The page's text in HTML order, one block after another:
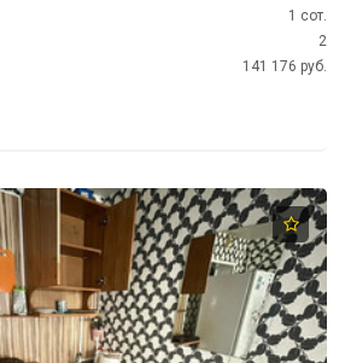
1 сот.
2
141 176 руб.